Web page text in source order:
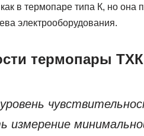
в термопаре типа К, но она
электрооборудования.
термопары ТХК
измерение